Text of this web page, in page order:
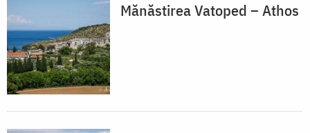
Mănăstirea Vatoped – Athos